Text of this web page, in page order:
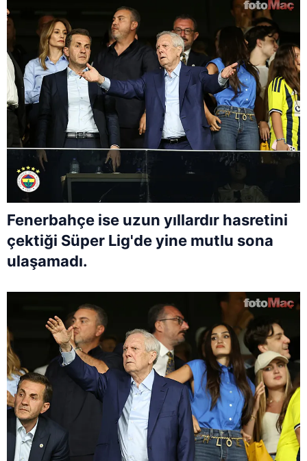
Fenerbahçe ise uzun yıllardır hasretini
çektiği Süper Lig'de yine mutlu sona
ulaşamadı.